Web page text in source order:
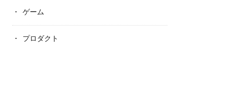
ゲーム
プロダクト